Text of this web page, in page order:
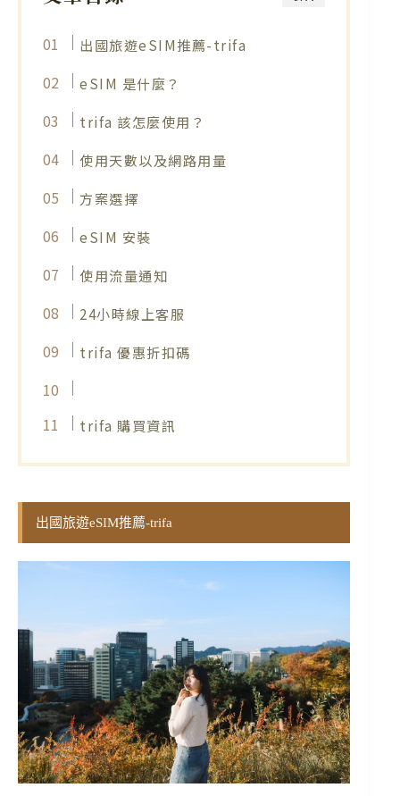
出國旅遊eSIM推薦-trifa
eSIM 是什麼？
trifa 該怎麼使用？
使用天數以及網路用量
方案選擇
eSIM 安裝
使用流量通知
24小時線上客服
trifa 優惠折扣碼
trifa 購買資訊
出國旅遊eSIM推薦-trifa